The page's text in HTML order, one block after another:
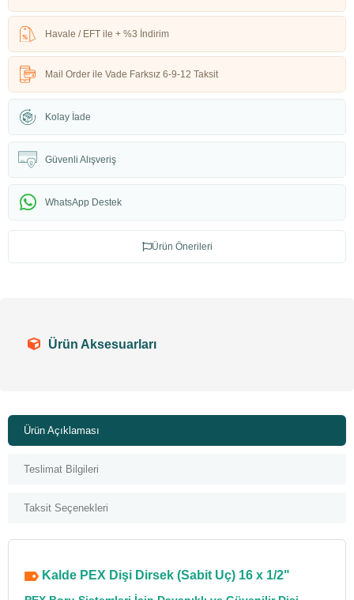
Havale / EFT ile + %3 İndirim
Mail Order ile Vade Farksız 6-9-12 Taksit
Kolay İade
Güvenli Alışveriş
WhatsApp Destek
Ürün Önerileri
Ürün Aksesuarları
Ürün Açıklaması
Teslimat Bilgileri
Taksit Seçenekleri
Kalde PEX Dişi Dirsek (Sabit Uç) 16 x 1/2"